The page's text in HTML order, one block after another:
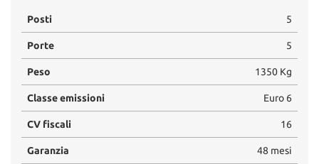
Posti 5
Porte 5
Peso 1350 Kg
Classe emissioni Euro 6
CV fiscali 16
Garanzia 48 mesi